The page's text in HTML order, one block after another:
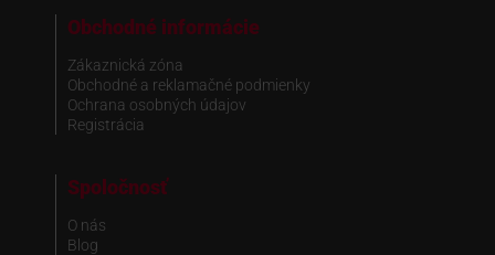
Obchodné informácie
Zákaznická zóna
Obchodné a reklamačné podmienky
Ochrana osobných údajov
Registrácia
Spoločnosť
O nás
Blog